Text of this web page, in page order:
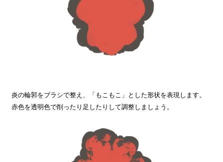
炎の輪郭をブラシで整え、「もこもこ」とした形状を表現します。
赤色を透明色で削ったり足したりして調整しましょう。